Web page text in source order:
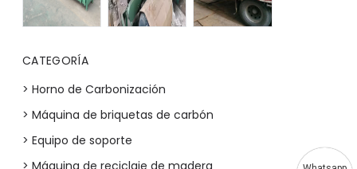
CATEGORÍA
> Horno de Carbonización
> Máquina de briquetas de carbón
> Equipo de soporte
> Máquina de reciclaje de madera